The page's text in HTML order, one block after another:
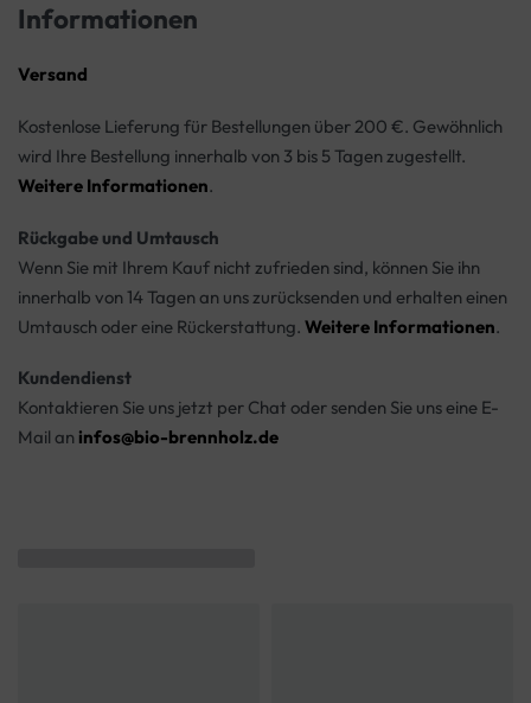
Informationen
Versand
Kostenlose Lieferung für Bestellungen über 200 €. Gewöhnlich
wird Ihre Bestellung innerhalb von 3 bis 5 Tagen zugestellt.
Weitere Informationen.
Rückgabe und Umtausch
Wenn Sie mit Ihrem Kauf nicht zufrieden sind, können Sie ihn
innerhalb von 14 Tagen an uns zurücksenden und erhalten einen
Umtausch oder eine Rückerstattung. Weitere Informationen.
Kundendienst
Kontaktieren Sie uns jetzt per Chat oder senden Sie uns eine E-
Mail an infos@bio-brennholz.de